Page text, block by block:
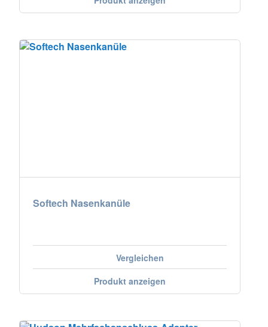
Softech Nasenkanüle
Vergleichen
Produkt anzeigen